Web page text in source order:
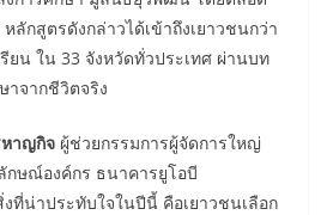
ลักสูตรดังกล่าวได้เข้าถึงเยาวชนกว่า
ยน ใน 33 จังหวัดทั่วประเทศ ผ่านบท
าจากชีวิตจริง
าญกิจ ผู้ช่วยกรรมการผู้จัดการใหญ่
ษณ์องค์กร ธนาคารยูโอบี
งที่น่าประทับใจในปีนี้ คือเยาวชนเลือก